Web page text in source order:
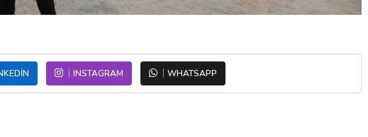
INSTAGRAM WHATSAPP